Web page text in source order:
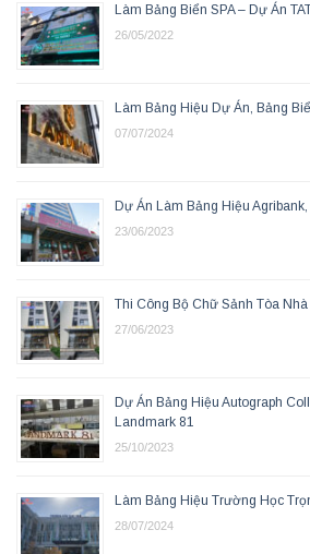
Làm Bảng Biển SPA – Dự Án
26/05/2022
Làm Bảng Hiệu Dự Án, Bảng
07/07/2024
Dự Án Làm Bảng Hiệu
23/06/2023
Thi Công Bộ Chữ Sảnh Tòa
27/06/2023
Dự Án Bảng Hiệu Autograph
Landmark 81
25/10/2023
Làm Bảng Hiệu Trường Học
28/07/2024